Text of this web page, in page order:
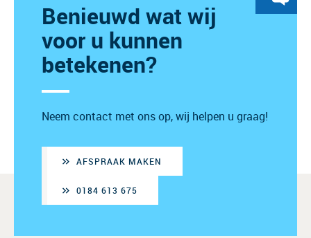
Benieuwd wat wij
voor u kunnen
betekenen?
Neem contact met ons op, wij helpen u graag!
AFSPRAAK MAKEN
0184 613 675